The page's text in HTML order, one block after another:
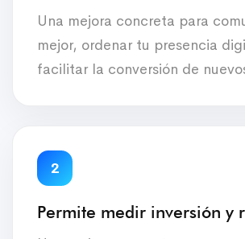
Una mejora concreta para
mejor, ordenar tu presencia
facilitar la conversión de
2
Permite medir inversión y